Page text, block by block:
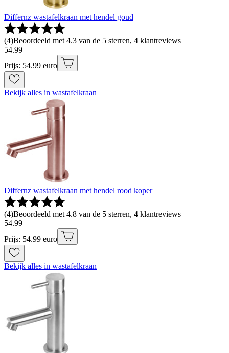
Differnz wastafelkraan met hendel goud
(4)Beoordeeld met 4.3 van de 5 sterren, 4 klantreviews
54.99
Prijs: 54.99 euro
Bekijk alles in wastafelkraan
Differnz wastafelkraan met hendel rood koper
(4)Beoordeeld met 4.8 van de 5 sterren, 4 klantreviews
54.99
Prijs: 54.99 euro
Bekijk alles in wastafelkraan